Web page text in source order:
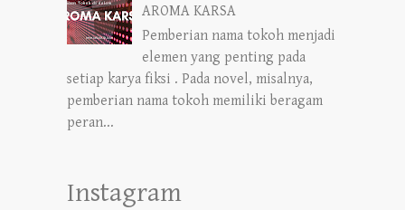
AROMA KARSA
Pemberian nama tokoh menjadi
elemen yang penting pada
setiap karya fiksi . Pada novel, misalnya,
pemberian nama tokoh memiliki beragam
peran...
Instagram